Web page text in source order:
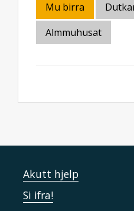
Mu birra
Almmuhusat
Akutt hjelp
Si ifra!